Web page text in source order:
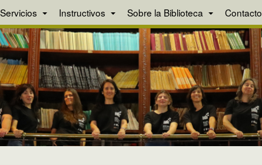
Servicios Instructivos Sobre la Biblioteca Contacto